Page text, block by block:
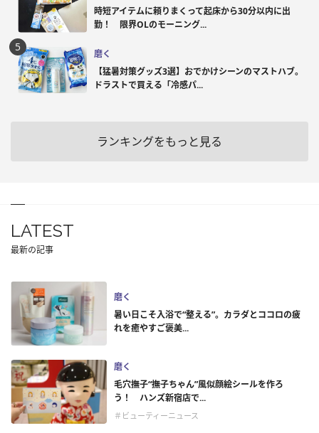
時短アイテムに頼りまくって起床から30分以内に出
勤！ 限界OLのモーニング...
磨く
【猛暑対策グッズ3選】おでかけシーンのマストハブ。
ドラストで買える「冷感パ...
ランキングをもっと見る
LATEST
最新の記事
磨く
暑い日こそ入浴で“整える”。カラダとココロの疲
れを癒やすご褒美...
磨く
毛穴撫子“撫子ちゃん”風似顔絵シールを作ろ
う！ ハンズ新宿店で...
＃ビューティーニュース